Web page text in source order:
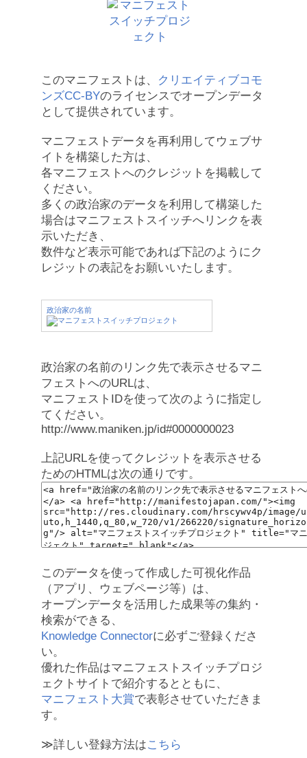
このマニフェストは、
クリエイティブコモ
ンズCC-BYのライセンスでオープンデータ
として提供されています。
マニフェストデータを再利用してウェブサ
イトを構築した方は、
各マニフェストへのクレジットを掲載して
ください。
多くの政治家のデータを利用して構築した
場合はマニフェストスイッチへリンクを表
示いただき、
数件など表示可能であれば下記のようにク
レジットの表記をお願いいたします。
政治家の名前
政治家の名前のリンク先で表示させるマニ
フェストへのURLは、
マニフェストIDを使って次のように指定し
てください。
http://www.maniken.jp/id#0000000023
上記URLを使ってクレジットを表示させる
ためのHTMLは次の通りです。
このデータを使って作成した可視化作品
（アプリ、ウェブページ等）は、
オープンデータを活用した成果等の集約・
検索ができる、
Knowledge Connectorに必ずご登録くださ
い。
優れた作品はマニフェストスイッチプロジ
ェクトサイトで紹介するとともに、
マニフェスト大賞で表彰させていただきま
す。
≫詳しい登録方法はこちら